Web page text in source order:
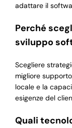
adattare il
Perché
sviluppo
Scegliere
migliore
locale e la
esigenze del
Quali